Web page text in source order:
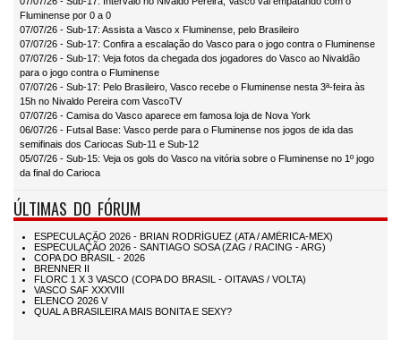
Fluminense por 0 a 0
07/07/26 - Sub-17: Assista a Vasco x Fluminense, pelo Brasileiro
07/07/26 - Sub-17: Confira a escalação do Vasco para o jogo contra o Fluminense
07/07/26 - Sub-17: Veja fotos da chegada dos jogadores do Vasco ao Nivaldão
para o jogo contra o Fluminense
07/07/26 - Sub-17: Pelo Brasileiro, Vasco recebe o Fluminense nesta 3ª-feira às
15h no Nivaldo Pereira com VascoTV
07/07/26 - Camisa do Vasco aparece em famosa loja de Nova York
06/07/26 - Futsal Base: Vasco perde para o Fluminense nos jogos de ida das
semifinais dos Cariocas Sub-11 e Sub-12
05/07/26 - Sub-15: Veja os gols do Vasco na vitória sobre o Fluminense no 1º jogo
da final do Carioca
ÚLTIMAS DO FÓRUM